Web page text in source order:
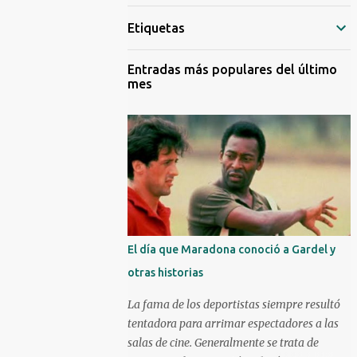
Etiquetas
Entradas más populares del último
mes
El día que Maradona conoció a Gardel y
otras historias
La fama de los deportistas siempre resultó
tentadora para arrimar espectadores a las
salas de cine. Generalmente se trata de